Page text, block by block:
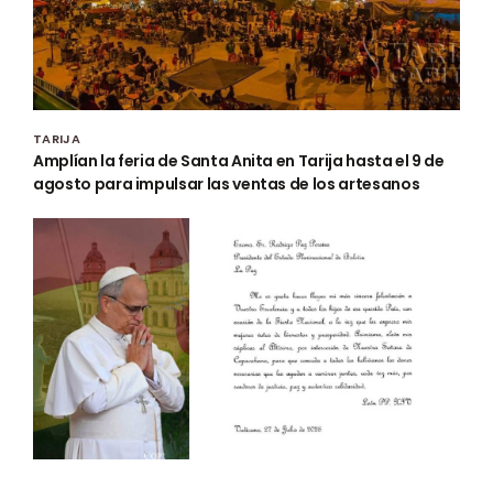
TARIJA
Amplían la feria de Santa Anita en Tarija hasta el 9 de
agosto para impulsar las ventas de los artesanos